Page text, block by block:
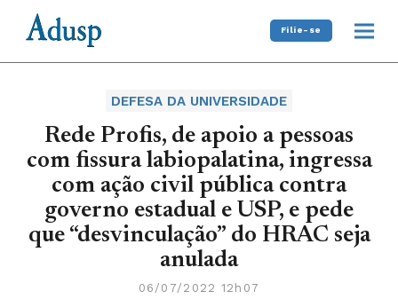
Filie-se
DEFESA DA UNIVERSIDADE
Rede Profis, de apoio a pessoas
com fissura labiopalatina, ingressa
com ação civil pública contra
governo estadual e USP, e pede
que “desvinculação” do HRAC seja
anulada
06/07/2022 12h07